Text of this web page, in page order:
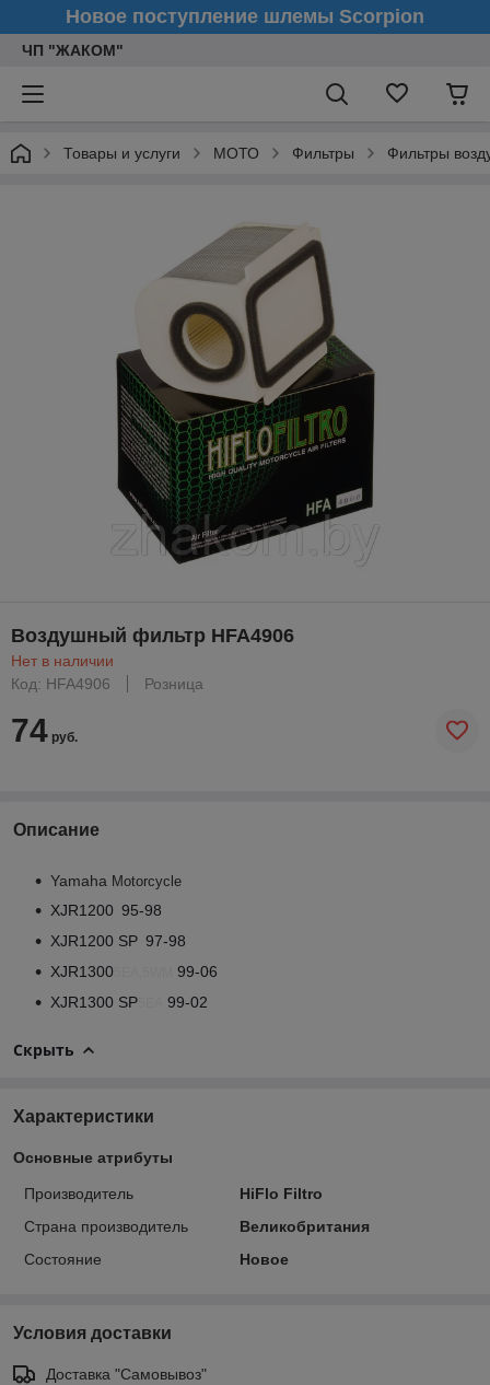
Новое поступление шлемы Scorpion
ЧП "ЖАКОМ"
Товары и услуги МОТО Фильтры Фильтры
Воздушный фильтр HFA4906
Нет в наличии
Код: HFA4906
Розница
74 руб.
Описание
Yamaha Motorcycle
XJR1200 95-98
XJR1200 SP 97-98
XJR1300
99-06
XJR1300 SP
99-02
Скрыть
Характеристики
Основные атрибуты
Производитель
HiFlo Filtro
Страна производитель
Великобритания
Состояние
Новое
Условия доставки
Доставка "Самовывоз"